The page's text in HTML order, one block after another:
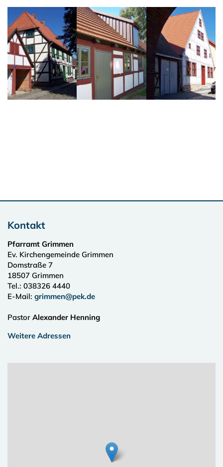
Kontakt
Pfarramt Grimmen
Ev. Kirchengemeinde Grimmen
Domstraße 7
18507 Grimmen
Tel.: 038326 4440
E-Mail: grimmen@pek.de
Pastor Alexander Henning
Weitere Adressen